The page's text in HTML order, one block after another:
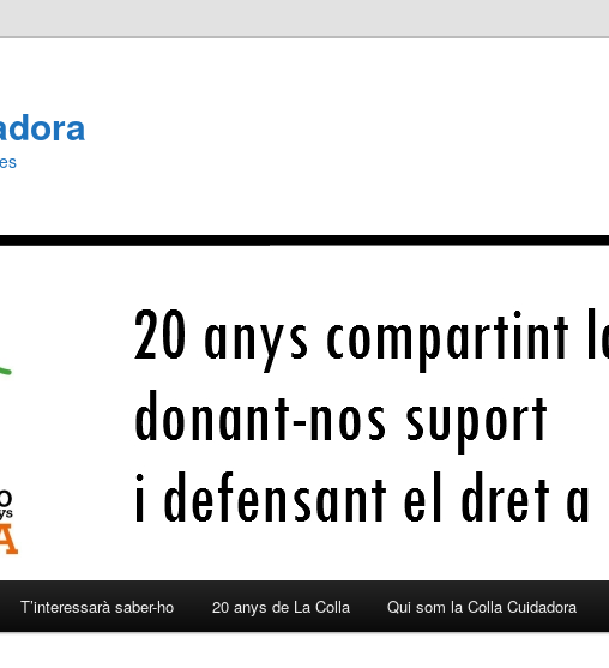
T’interessarà saber-ho 20 anys de La Colla Qui som la Colla Cuidadora